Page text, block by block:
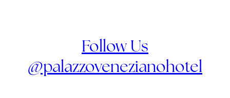
Follow Us
@palazzovenezianohotel